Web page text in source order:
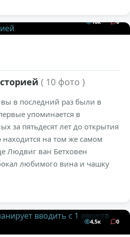
16к 0
( 10 фото )
вы в последний раз были в
упоминается в
за пятьдесят лет до открытия
на том же самом
Людвиг ван Бетховен
любимого вина и чашку
4,5к 0